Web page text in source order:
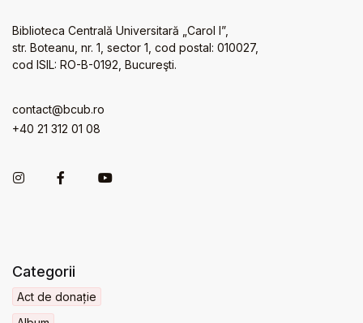
Biblioteca Centrală Universitară „Carol I”,
str. Boteanu, nr. 1, sector 1, cod postal: 010027,
cod ISIL: RO-B-0192, Bucureşti.
contact@bcub.ro
+40 21 312 01 08
Categorii
Act de donație